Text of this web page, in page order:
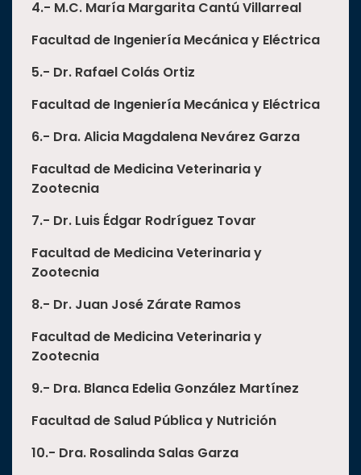
4.- M.C. María Margarita CantúVillarreal
Facultad de Ingeniería Mecánica y Eléctrica
5.- Dr. Rafael Colás Ortiz
Facultad de Ingeniería Mecánica y Eléctrica
6.- Dra. Alicia Magdalena Nevárez Garza
Facultad de Medicina Veterinaria y
Zootecnia
7.- Dr. Luis Édgar Rodríguez Tovar
Facultad de Medicina Veterinaria y
Zootecnia
8.- Dr. Juan José Zárate Ramos
Facultad de Medicina Veterinaria y
Zootecnia
9.- Dra. Blanca Edelia González Martínez
Facultad de Salud Pública y Nutrición
10.- Dra. Rosalinda Salas Garza